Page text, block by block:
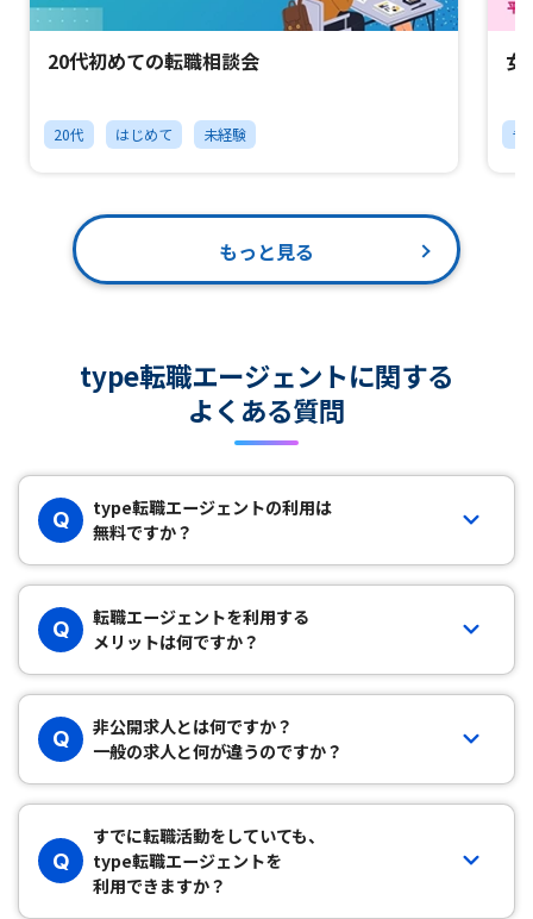
20代初めての転職相談会
20代 はじめて 未経験
女
チ
もっと見る
type転職エージェントに関する
よくある質問
Q
type転職エージェントの利用は
無料ですか？
Q
転職エージェントを利用する
メリットは何ですか？
Q
非公開求人とは何ですか？
一般の求人と何が違うのですか？
Q
すでに転職活動をしていても、
type転職エージェントを
利用できますか？